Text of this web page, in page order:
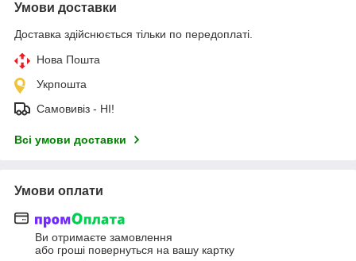
Умови доставки
Доставка здійснюється тільки по передоплаті.
Нова Пошта
Укрпошта
Самовивіз - НІ!
Всі умови доставки
Умови оплати
Ви отримаєте замовлення
або гроші повернуться на вашу картку